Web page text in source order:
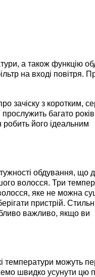
а також функцію
на вході повітря.
з коротким,
багато
його ідеальним
обдування, що
волосся. Три
яке не можна
пристрій.
важливо, якщо ви
можуть
швидко усунути цю